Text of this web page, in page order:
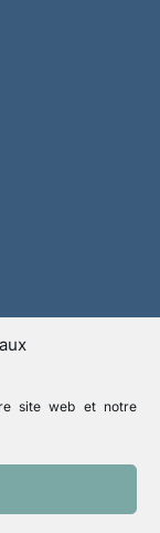
site web et notre